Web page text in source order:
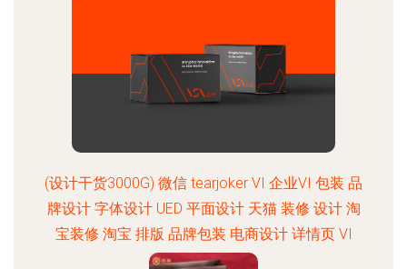
(设计干货3000G) 微信 tearjoker VI 企业VI 包装 品
牌设计 字体设计 UED 平面设计 天猫 装修 设计 淘
宝装修 淘宝 排版 品牌包装 电商设计 详情页 VI
C4D @tearjoker